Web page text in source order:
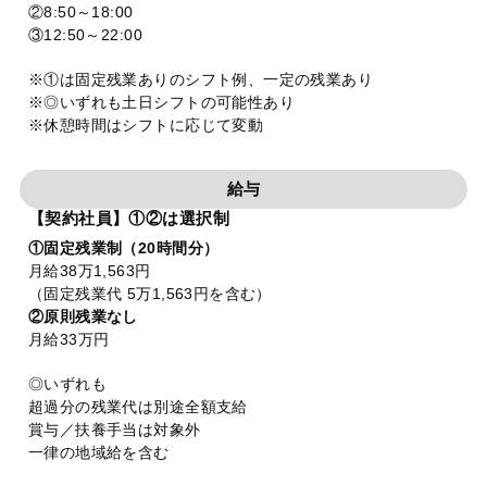
②8:50～18:00
③12:50～22:00
※①は固定残業ありのシフト例、一定の残業あり
※◎いずれも土日シフトの可能性あり
※休憩時間はシフトに応じて変動
給与
【契約社員】①②は選択制
①固定残業制（20時間分）
月給38万1,563円
（固定残業代 5万1,563円を含む）
②原則残業なし
月給33万円
◎いずれも
超過分の残業代は別途全額支給
賞与／扶養手当は対象外
一律の地域給を含む